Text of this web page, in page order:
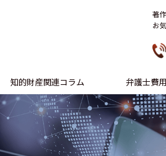
著
お
知的財産関連コラム 弁護士費用